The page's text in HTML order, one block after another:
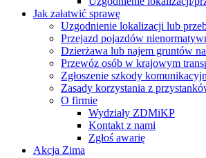
Jak załatwić sprawę
Uzgodnienie lokalizacji lub
Przejazd pojazdów
Dzierżawa lub najem gruntów
Przewóz osób w krajowym
Zgłoszenie szkody
Zasady korzystania z
O firmie
Wydziały ZDMiKP
Kontakt z nami
Zgłoś awarię
Akcja Zima